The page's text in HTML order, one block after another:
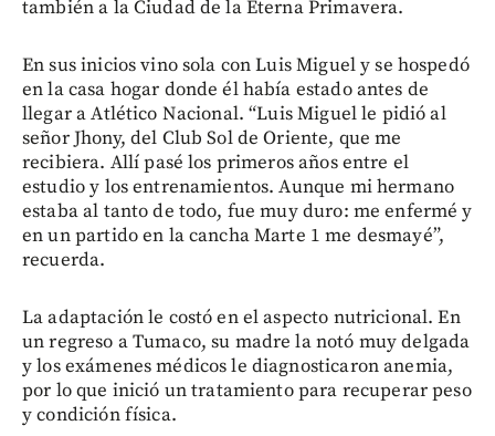
también a la Ciudad de la Eterna Primavera.
En sus inicios vino sola con Luis Miguel y se hospedó
en la casa hogar donde él había estado antes de
llegar a Atlético Nacional. “Luis Miguel le pidió al
señor Jhony, del Club Sol de Oriente, que me
recibiera. Allí pasé los primeros años entre el
estudio y los entrenamientos. Aunque mi hermano
estaba al tanto de todo, fue muy duro: me enfermé y
en un partido en la cancha Marte 1 me desmayé”,
recuerda.
La adaptación le costó en el aspecto nutricional. En
un regreso a Tumaco, su madre la notó muy delgada
y los exámenes médicos le diagnosticaron anemia,
por lo que inició un tratamiento para recuperar peso
y condición física.